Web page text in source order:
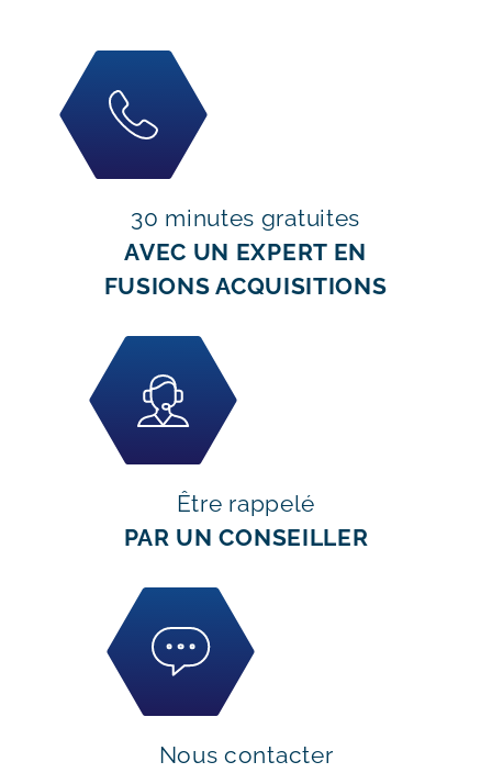
30 minutes gratuites
AVEC UN EXPERT EN
FUSIONS ACQUISITIONS
Être rappelé
PAR UN CONSEILLER
Nous contacter